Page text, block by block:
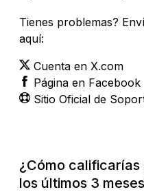
Tienes problemas?
aquí:
Cuenta en X.com
Página en Facebook
Sitio Oficial de
¿Cómo
los últimos 3